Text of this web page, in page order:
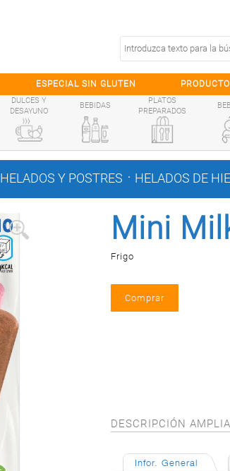
ESPECIAL SIN GLUTEN
DULCES Y
DESAYUNO
BEBIDAS
PLATOS
PREPARADOS
HELADOS Y POSTRES . HELADOS DE
Mini
Frigo
DESCRIPCIÓN
Infor. General